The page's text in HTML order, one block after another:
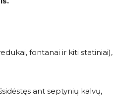
fontanai ir kiti statiniai),
ant septynių kalvų,